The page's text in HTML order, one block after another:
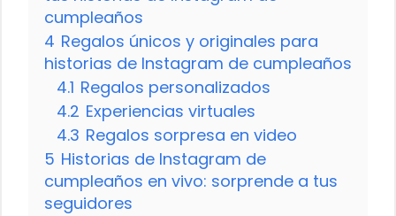
cumpleaños
4 Regalos únicos y originales para
historias de Instagram de cumpleaños
4.1 Regalos personalizados
4.2 Experiencias virtuales
4.3 Regalos sorpresa en video
5 Historias de Instagram de
cumpleaños en vivo: sorprende a tus
seguidores